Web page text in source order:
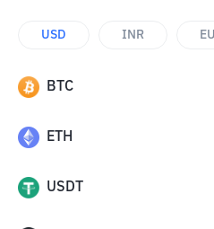
USD INR
BTC
ETH
USDT